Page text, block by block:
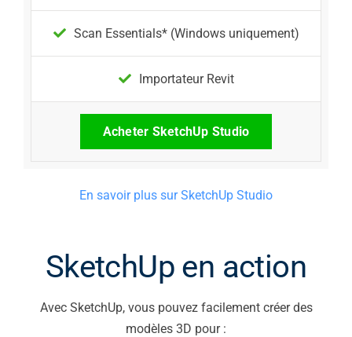
Scan Essentials* (Windows uniquement)
Importateur Revit
Acheter SketchUp Studio
En savoir plus sur SketchUp Studio
SketchUp en action
Avec SketchUp, vous pouvez facilement créer des
modèles 3D pour :